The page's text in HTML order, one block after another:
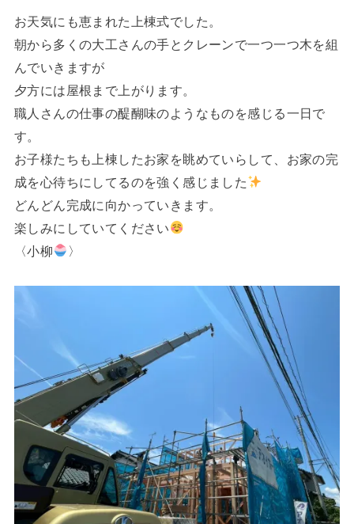
お天気にも恵まれた上棟式でした。
朝から多くの大工さんの手とクレーンで一つ一つ木を組
んでいきますが
夕方には屋根まで上がります。
職人さんの仕事の醍醐味のようなものを感じる一日で
す。
お子様たちも上棟したお家を眺めていらして、お家の完
成を心待ちにしてるのを強く感じました
どんどん完成に向かっていきます。
楽しみにしていてください
〈小柳
〉